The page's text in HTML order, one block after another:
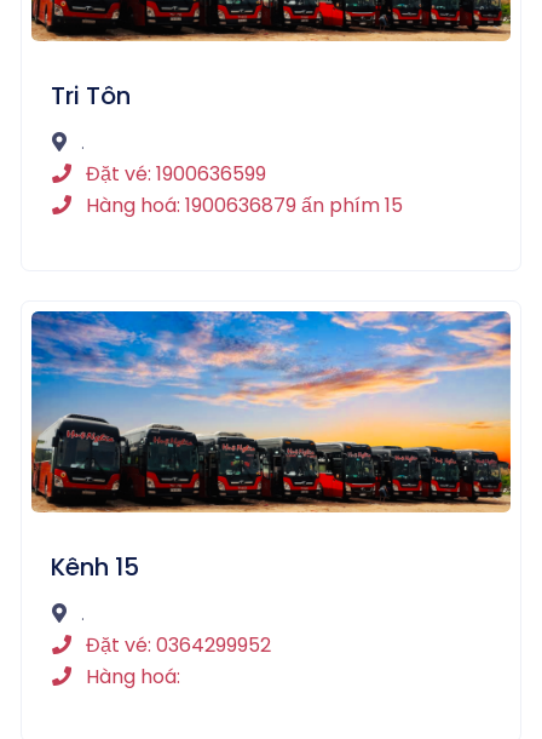
Tri Tôn
.
Đặt vé: 1900636599
Hàng hoá: 1900636879 ấn phím 15
Kênh 15
.
Đặt vé: 0364299952
Hàng hoá: